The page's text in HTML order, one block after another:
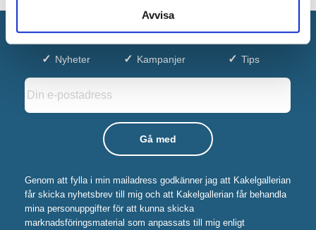
Avvisa
Anmäl dig till vårt nyhetsbrev!
Nyheter Kampanjer Tips
Genom att fylla i min mailadress godkänner jag att Kakelgallerian
får skicka nyhetsbrev till mig och att Kakelgallerian får behandla
mina personuppgifter för att kunna skicka
marknadsföringsmaterial som anpassats till mig enligt